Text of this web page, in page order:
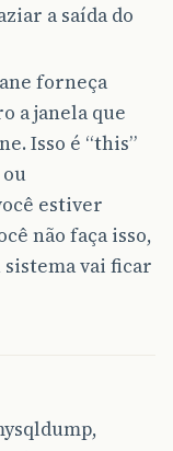
a saída do
forneça
a janela que
Isso é “this”
estiver
não faça isso,
vai ficar